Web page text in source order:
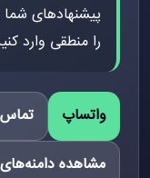
پیشنهادهای
را منطقی وارد
واتساپ تماس
مشاهده